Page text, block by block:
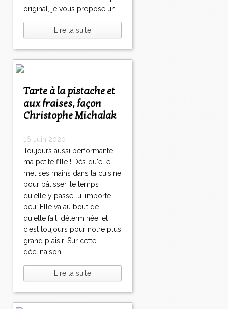
original, je vous propose un...
Lire la suite
Tarte à la pistache et
aux fraises, façon
Christophe Michalak
16 Juin 2020
Toujours aussi performante
ma petite fille ! Dès qu'elle
met ses mains dans la cuisine
pour pâtisser, le temps
qu'elle y passe lui importe
peu. Elle va au bout de
qu'elle fait, déterminée, et
c'est toujours pour notre plus
grand plaisir. Sur cette
déclinaison...
Lire la suite